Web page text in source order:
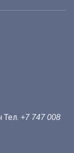
Тел. +7 747 008